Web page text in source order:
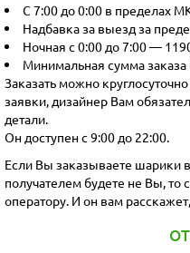
С 7:00 до 0:00 в пределах
Надбавка за выезд за
Ночная с 0:00 до 7:00 —
Минимальная сумма заказа
Заказать можно
заявки, дизайнер Вам
детали.
Он доступен с 9:00 до 22:00.
Если Вы заказываете шарики
получателем будете не Вы, то
оператору. И он вам